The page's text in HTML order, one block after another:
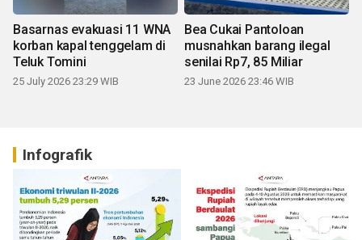
Basarnas evakuasi 11 WNA
korban kapal tenggelam di
Teluk Tomini
25 July 2026 23:29 WIB
Bea Cukai Pantoloan
musnahkan barang ilegal
senilai Rp7, 85 Miliar
23 June 2026 23:46 WIB
Infografik